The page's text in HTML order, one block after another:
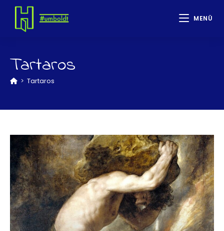
MENÜ
Tartaros
> Tartaros